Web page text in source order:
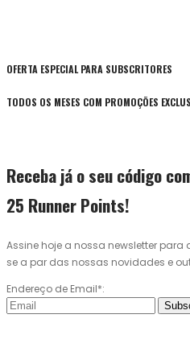
OFERTA ESPECIAL PARA SUBSCRITORES
TODOS OS MESES COM PROMOÇÕES
Receba já o seu código
25 Runner Points!
Assine hoje a nossa newsletter
se a par das nossas novidades e
Endereço de Email*: